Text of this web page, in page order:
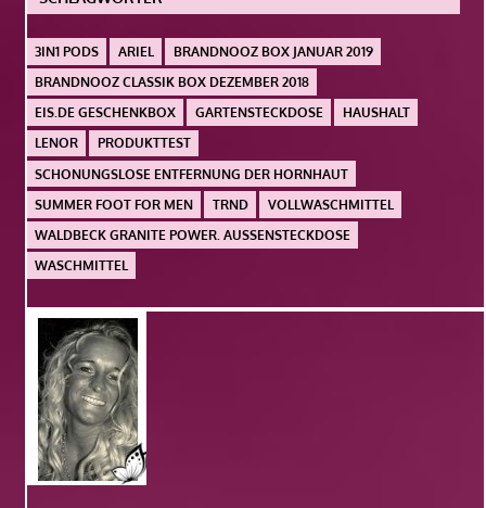
3IN1 PODS ARIEL
BRANDNOOZ BOX JANUAR 2019
BRANDNOOZ CLASSIK BOX DEZEMBER 2018
EIS.DE GESCHENKBOX
GARTENSTECKDOSE
HAUSHALT
LENOR
PRODUKTTEST
SCHONUNGSLOSE ENTFERNUNG DER HORNHAUT
SUMMER FOOT FOR MEN
TRND
VOLLWASCHMITTEL
WALDBECK GRANITE POWER. AUSSENSTECKDOSE
WASCHMITTEL